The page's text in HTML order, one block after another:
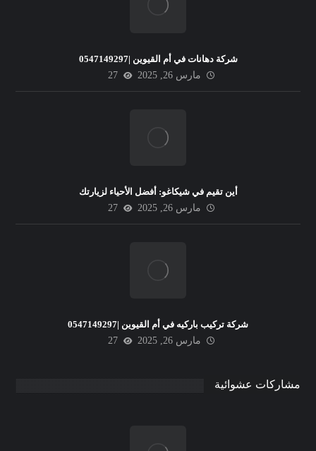
شركة دهانات في أم القيوين |0547149297
مارس 26, 2025
27
أين تقيم في شيكاغو: أفضل الأحياء لزيارتك
مارس 26, 2025
27
شركة تركيب باركيه في أم القيوين |0547149297
مارس 26, 2025
27
مشاركات عشوائية